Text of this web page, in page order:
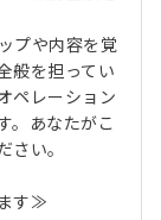
プや内容を覚
般を担ってい
ペレーション
。あなたがこ
さい。
す≫